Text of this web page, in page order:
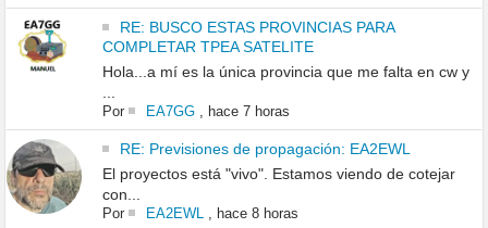
RE: BUSCO ESTAS PROVINCIAS PARA
COMPLETAR TPEA SATELITE
Hola...a mí es la única provincia que me falta en cw y
Por EA7GG, hace 7 horas
RE: Previsiones de propagación: EA2EWL
El proyectos está "vivo". Estamos viendo de cotejar
con...
Por EA2EWL, hace 8 horas